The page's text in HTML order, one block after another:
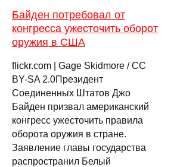
Байден потребовал от
конгресса ужесточить оборот
оружия в США
flickr.com | Gage Skidmore / CC
BY-SA 2.0Президент
Соединенных Штатов Джо
Байден призвал американский
конгресс ужесточить правила
оборота оружия в стране.
Заявление главы государства
распространил Белый